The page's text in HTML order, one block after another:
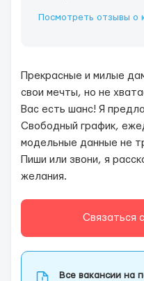
Посмотреть отзывы
Прекрасные и милые
свои мечты, но не
Вас есть шанс! Я
Свободный график,
модельные данные не
Пиши или звони, я
желания.
Связаться
Все вакансии на